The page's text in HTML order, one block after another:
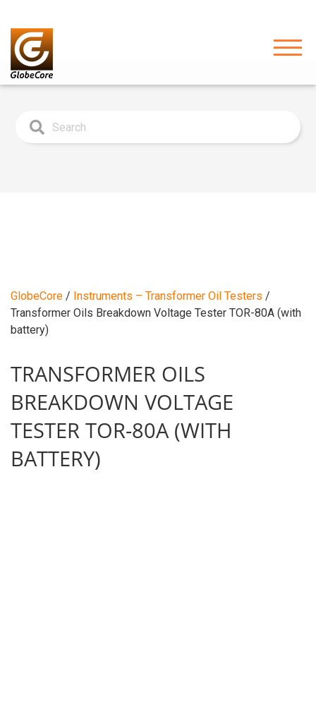
GlobeCore / Instruments – Transformer Oil Testers /
Transformer Oils Breakdown Voltage Tester TOR-80A (with
battery)
TRANSFORMER OILS
BREAKDOWN VOLTAGE
TESTER TOR-80A (WITH
BATTERY)